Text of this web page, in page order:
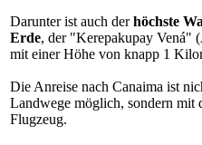
Darunter ist auch derhöchste
Erde, der "Kerepakupay Vená"
mit einer Höhe von knapp 1
Die Anreise nach Canaima ist
Landwege möglich, sondern mit
Flugzeug.